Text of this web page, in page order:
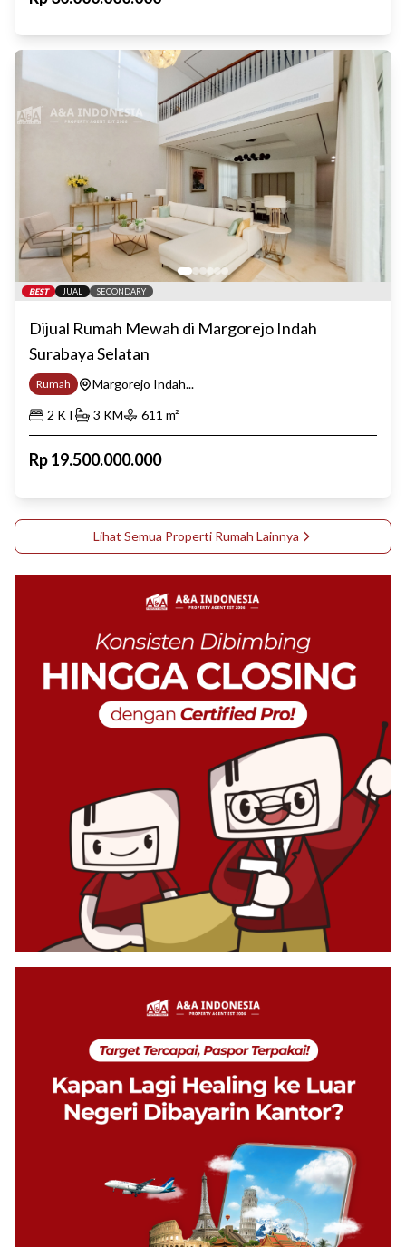
BEST JUAL SECONDARY
Dijual Rumah Mewah di Margorejo Indah
Surabaya Selatan
Rumah
Margorejo Indah...
2 KT 3 KM 611 m²
Rp19.500.000.000
Lihat Semua Properti Rumah Lainnya